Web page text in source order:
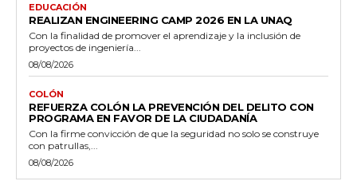
EDUCACIÓN
REALIZAN ENGINEERING CAMP 2026 EN LA UNAQ
Con la finalidad de promover el aprendizaje y la inclusión de
proyectos de ingeniería...
08/08/2026
COLÓN
REFUERZA COLÓN LA PREVENCIÓN DEL DELITO CON
PROGRAMA EN FAVOR DE LA CIUDADANÍA
Con la firme convicción de que la seguridad no solo se construye
con patrullas,...
08/08/2026